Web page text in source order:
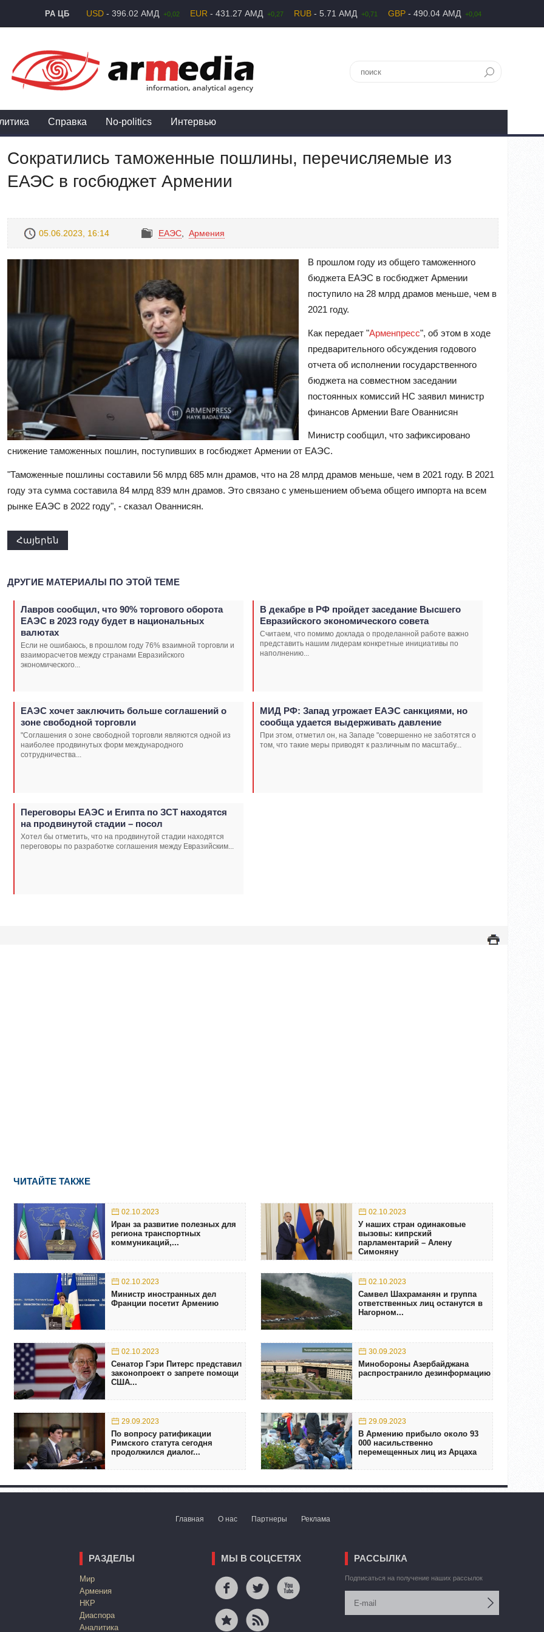
РА ЦБ USD - 396.02 АМД +0,02 EUR - 431.27 АМД +0,27 RUB - 5.71 АМД +0,71 GBP - 490.04 АМД +0,04
Справка No-politics Интервью
Сократились таможенные пошлины, перечисляемые из
ЕАЭС в госбюджет Армении
05.06.2023, 16:14 ЕАЭС Армения
В прошлом году из общего таможенного
бюджета ЕАЭС в госбюджет Армении
поступило на 28 млрд драмов меньше, чем в
2021 году.
Как передает "Арменпресс", об этом в ходе
предварительного обсуждения годового
отчета об исполнении государственного
бюджета на совместном заседании
постоянных комиссий НС заявил министр
финансов Армении Ваге Ованнисян
Министр сообщил, что зафиксировано
снижение таможенных пошлин, поступивших в госбюджет Армении от ЕАЭС.
"Таможенные пошлины составили 56 млрд 685 млн драмов, что на 28 млрд драмов меньше, чем в 2021 году. В 2021
году эта сумма составила 84 млрд 839 млн драмов. Это связано с уменьшением объема общего импорта на всем
рынке ЕАЭС в 2022 году", - сказал Ованнисян.
Հայերեն
ДРУГИЕ МАТЕРИАЛЫ ПО ЭТОЙ ТЕМЕ
Лавров сообщил, что 90% торгового оборота
ЕАЭС в 2023 году будет в национальных
валютах
Если не ошибаюсь, в прошлом году 76% взаимной торговли и
взаиморасчетов между странами Евразийского
экономического...
В декабре в РФ пройдет заседание Высшего
Евразийского экономического совета
Считаем, что помимо доклада о проделанной работе важно
представить нашим лидерам конкретные инициативы по
наполнению...
ЕАЭС хочет заключить больше соглашений о
зоне свободной торговли
"Соглашения о зоне свободной торговли являются одной из
наиболее продвинутых форм международного
сотрудничества...
МИД РФ: Запад угрожает ЕАЭС санкциями, но
сообща удается выдерживать давление
При этом, отметил он, на Западе "совершенно не заботятся о
том, что такие меры приводят к различным по масштабу...
Переговоры ЕАЭС и Египта по ЗСТ находятся
на продвинутой стадии – посол
Хотел бы отметить, что на продвинутой стадии находятся
переговоры по разработке соглашения между Евразийским...
ЧИТАЙТЕ ТАКЖЕ
02.10.2023
Иран за развитие полезных для
региона транспортных
коммуникаций,...
02.10.2023
У наших стран одинаковые
вызовы: кипрский
парламентарий – Алену
Симоняну
02.10.2023
Министр иностранных дел
Франции посетит Армению
02.10.2023
Самвел Шахраманян и группа
ответственных лиц останутся в
Нагорном...
02.10.2023
Сенатор Гэри Питерс представил
законопроект о запрете помощи
США...
30.09.2023
Минобороны Азербайджана
распространило дезинформацию
29.09.2023
По вопросу ратификации
Римского статута сегодня
продолжился диалог...
29.09.2023
В Армению прибыло около 93
000 насильственно
перемещенных лиц из Арцаха
Главная О нас Партнеры Реклама
РАЗДЕЛЫ
Mир
Армения
НКР
Диаспора
Аналитика
МЫ В СОЦСЕТЯХ РАССЫЛКА
Подписаться на получение наших рассылок